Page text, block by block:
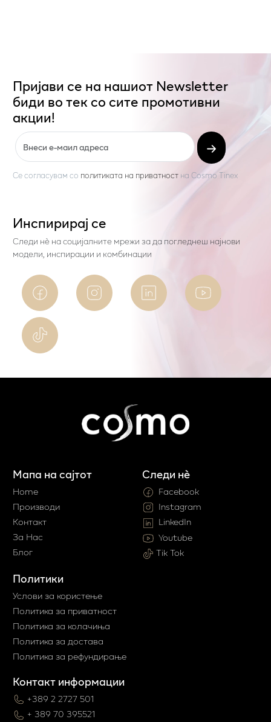
Пријави се на нашиот Newsletter
биди во тек со сите промотивни
акции!
Се согласувам со политиката на приватност на Cosmo Tinex
Инспирирај се
Следи нѐ на социјалните мрежи за да погледнеш најнови
модели, инспирации и комбинации
Мапа на сајтот
Home
Производи
Контакт
За Нас
Блог
Политики
Услови за користење
Политика за приватност
Политика за колачиња
Политика за достава
Политика за рефундирање
Контакт информации
+389 2 2727 501
+ 389 70 395521
Следи нè
Facebook
Instagram
LinkedIn
Youtube
Tik Tok